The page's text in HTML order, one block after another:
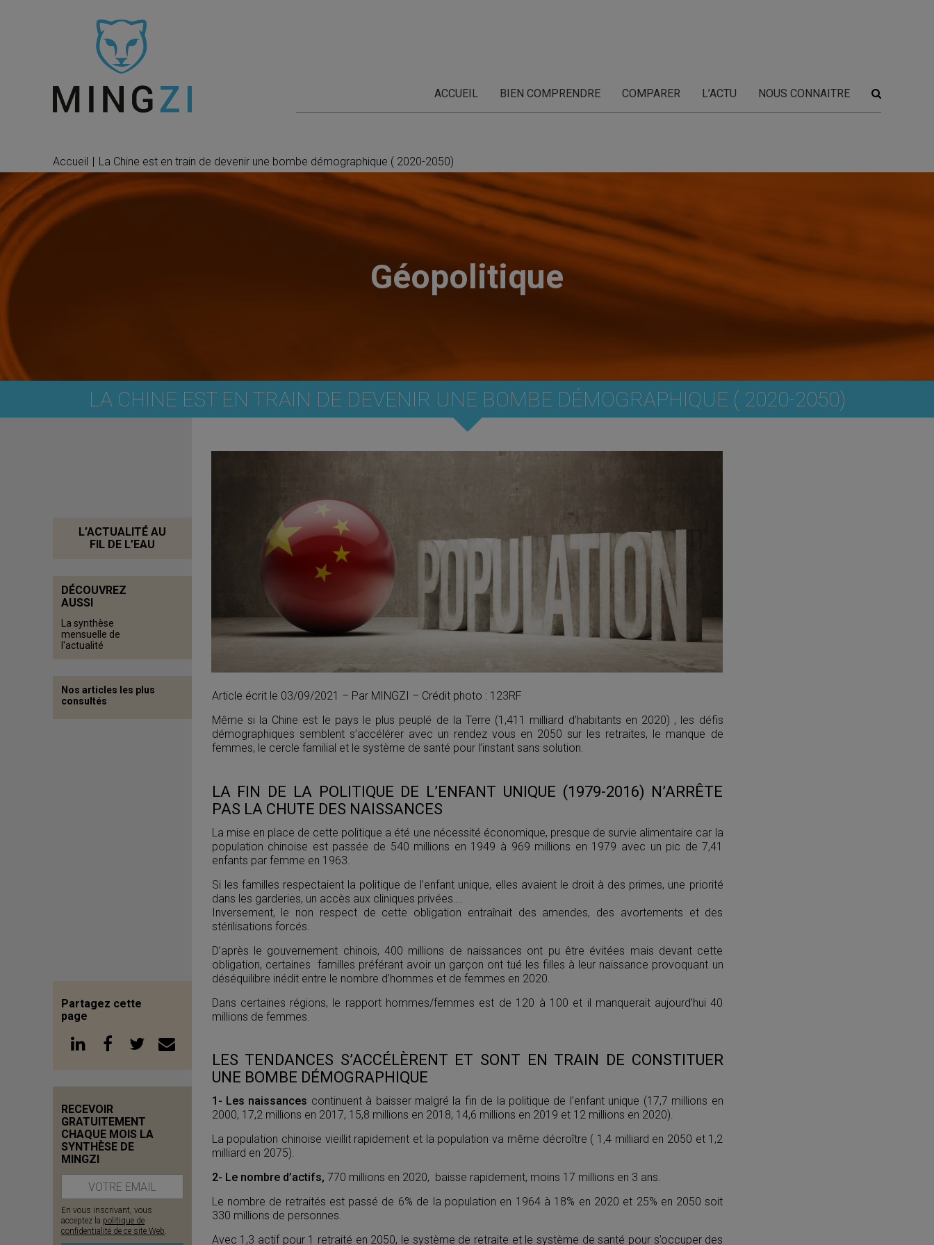
ACCUEIL BIEN COMPRENDRE COMPARER L’ACTU NOUS CONNAITRE
Accueil | La Chine est en train de devenir une bombe démographique ( 2020-2050)
Géopolitique
LA CHINE EST EN TRAIN DE DEVENIR UNE BOMBE DÉMOGRAPHIQUE ( 2020-2050)
Article écrit le 03/09/2021 – Par MINGZI – Crédit photo : 123RF
Même si la Chine est le pays le plus peuplé de la Terre (1,411 milliard d’habitants en 2020) , les défis
démographiques semblent s’accélérer avec un rendez vous en 2050 sur les retraites, le manque de
femmes, le cercle familial et le système de santé pour l’instant sans solution.
LA FIN DE LA POLITIQUE DE L’ENFANT UNIQUE (1979-2016) N’ARRÊTE
PAS LA CHUTE DES NAISSANCES
La mise en place de cette politique a été une nécessité économique, presque de survie alimentaire car la
population chinoise est passée de 540 millions en 1949 à 969 millions en 1979 avec un pic de 7,41
enfants par femme en 1963.
Si les familles respectaient la politique de l’enfant unique, elles avaient le droit à des primes, une priorité
dans les garderies, un accès aux cliniques privées….
Inversement, le non respect de cette obligation entraînait des amendes, des avortements et des
stérilisations forcés.
D’après le gouvernement chinois, 400 millions de naissances ont pu être évitées mais devant cette
obligation, certaines familles préférant avoir un garçon ont tué les filles à leur naissance provoquant un
déséquilibre inédit entre le nombre d’hommes et de femmes en 2020.
Dans certaines régions, le rapport hommes/femmes est de 120 à 100 et il manquerait aujourd’hui 40
millions de femmes.
LES TENDANCES S’ACCÉLÈRENT ET SONT EN TRAIN DE CONSTITUER
UNE BOMBE DÉMOGRAPHIQUE
1- Les naissances continuent à baisser malgré la fin de la politique de l’enfant unique (17,7 millions en
2000, 17,2 millions en 2017, 15,8 millions en 2018, 14,6 millions en 2019 et 12 millions en 2020).
La population chinoise vieillit rapidement et la population va même décroître ( 1,4 milliard en 2050 et 1,2
milliard en 2075).
2- Le nombre d’actifs, 770 millions en 2020, baisse rapidement, moins 17 millions en 3 ans.
Le nombre de retraités est passé de 6% de la population en 1964 à 18% en 2020 et 25% en 2050 soit
330 millions de personnes.
Avec 1,3 actif pour 1 retraité en 2050, le système de retraite et le système de santé pour s’occuper des
L’ACTUALITÉ AU
FIL DE L’EAU
DÉCOUVREZ
AUSSI
La synthèse
mensuelle de
l'actualité
Nos articles les plus
consultés
Partagez cette
page
RECEVOIR
GRATUITEMENT
CHAQUE MOIS LA
SYNTHÈSE DE
MINGZI
En vous inscrivant, vous
acceptez la politique de
confidentialité de ce site Web.